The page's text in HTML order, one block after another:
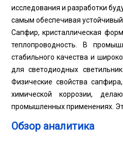
исследования и разработки
самым обеспечивая устойчивый
Сапфир, кристаллическая
теплопроводность. В
стабильного качества и
для светодиодных
Физические свойства
химической коррозии,
промышленных применениях.
Обзор аналитика